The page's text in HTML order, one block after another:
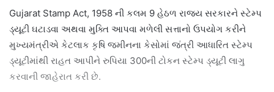
Gujarat Stamp Act, 1958 ની કલમ 9 હેઠળ રાજ્ય સરકારને સ્ટેમ્પ
ડ્યૂટી ઘટાડવા અથવા મુક્તિ આપવા મળેલી સત્તાનો ઉપયોગ કરીને
મુખ્યમંત્રીએ કેટલાક કૃષિ જમીનના કેસોમાં જંત્રી આધારિત સ્ટેમ્પ
ડ્યૂટીમાંથી રાહત આપીને રુપિયા 300ની ટોકન સ્ટેમ્પ ડ્યૂટી લાગુ
કરવાની જાહેરાત કરી છે.